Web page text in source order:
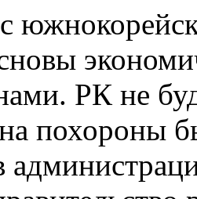
с
РК не
похороны